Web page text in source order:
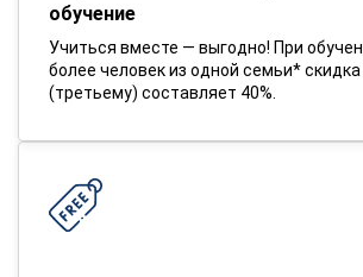
обучение
Учиться вместе — выгодно! При
более человек из одной семьи*
(третьему) составляет 40%.